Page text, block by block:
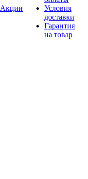
Акции
Условия
доставки
Гарантия
на товар